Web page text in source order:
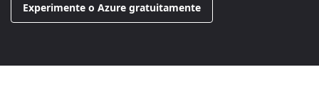
Experimente o Azure gratuitamente